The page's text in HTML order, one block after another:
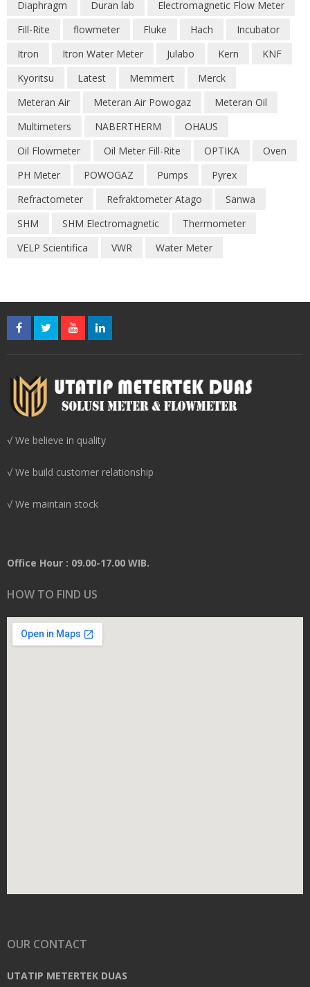
Diaphragm
Duran lab
Electromagnetic Flow Meter
Fill-Rite
flowmeter Fluke Hach
Incubator
Itron
Itron Water Meter Julabo Kern
KNF
Kyoritsu
Latest Memmert
Merck
Meteran Air
Meteran Air Powogaz
Meteran Oil
Multimeters
NABERTHERM
OHAUS
Oil Flowmeter
Oil Meter Fill-Rite OPTIKA
Oven
PH Meter
POWOGAZ Pumps
Pyrex
Refractometer
Refraktometer Atago
Sanwa
SHM
SHM Electromagnetic
Thermometer
VELP Scientifica
VWR Water Meter
√ We believe in quality
√ We build customer relationship
√ We maintain stock
Office Hour : 09.00-17.00 WIB.
HOW TO FIND US
OUR CONTACT
UTATIP METERTEK DUAS